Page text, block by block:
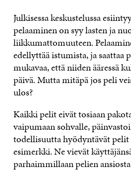
Julkisessa keskustelussa
pelaaminen on syy lasten ja
liikkumattomuuteen.
edellyttää istumista, ja saattaa
mukavaa, että niiden ääressä
päivä. Mutta mitäpä jos peli
ulos?
Kaikki pelit eivät tosiaan
vaipumaan sohvalle,
todellisuutta hyödyntävät pelit
esimerkki. Ne vievät
parhaimmillaan pelien